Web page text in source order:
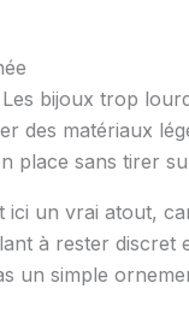
bijoux trop
des matériaux
place sans tirer
ici un vrai atout,
à rester
un simple